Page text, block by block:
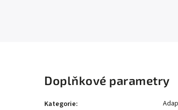
Doplňkové parametry
Kategorie: